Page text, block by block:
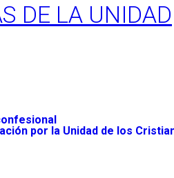
por la Unidad de los